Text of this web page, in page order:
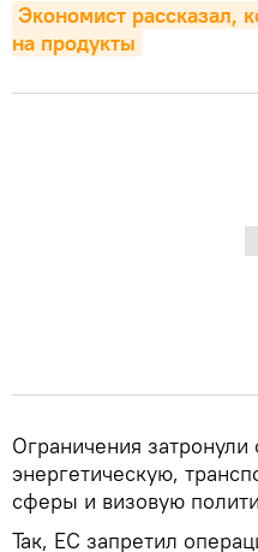
Экономист рассказал,
на продукты
Ограничения
энергетическую,
сферы и визовую
Так, ЕС запретил